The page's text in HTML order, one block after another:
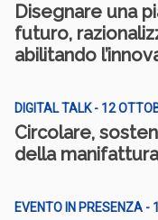
Disegnare una
futuro,
abilitando
DIGITAL TALK - 12
Circolare,
della manifattura
EVENTO IN PRESENZA